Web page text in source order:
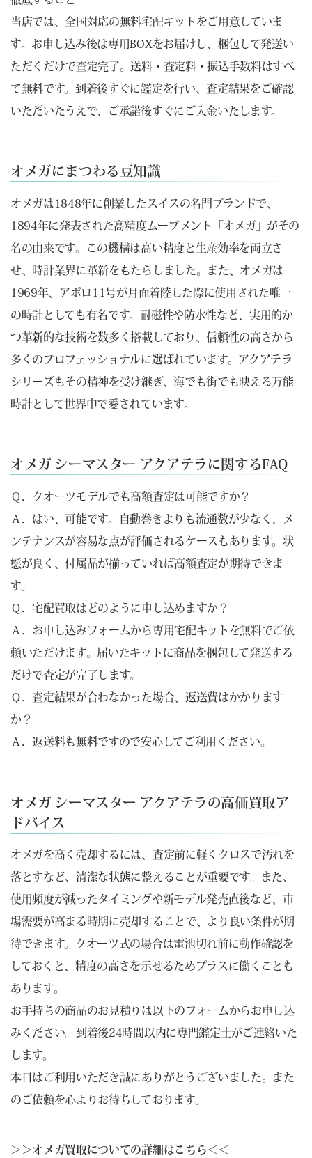
当店では、全国対応の無料宅配キットをご用意していま
す。お申し込み後は専用BOXをお届けし、梱包して発送い
ただくだけで査定完了。送料・査定料・振込手数料はすべ
て無料です。到着後すぐに鑑定を行い、査定結果をご確認
いただいたうえで、ご承諾後すぐにご入金いたします。
オメガにまつわる豆知識
オメガは1848年に創業したスイスの名門ブランドで、
1894年に発表された高精度ムーブメント「オメガ」がその
名の由来です。この機構は高い精度と生産効率を両立さ
せ、時計業界に革新をもたらしました。また、オメガは
1969年、アポロ11号が月面着陸した際に使用された唯一
の時計としても有名です。耐磁性や防水性など、実用的か
つ革新的な技術を数多く搭載しており、信頼性の高さから
多くのプロフェッショナルに選ばれています。アクアテラ
シリーズもその精神を受け継ぎ、海でも街でも映える万能
時計として世界中で愛されています。
オメガ シーマスター アクアテラに関するFAQ
Ｑ．クオーツモデルでも高額査定は可能ですか？
Ａ．はい、可能です。自動巻きよりも流通数が少なく、メ
ンテナンスが容易な点が評価されるケースもあります。状
態が良く、付属品が揃っていれば高額査定が期待できま
す。
Ｑ．宅配買取はどのように申し込めますか？
Ａ．お申し込みフォームから専用宅配キットを無料でご依
頼いただけます。届いたキットに商品を梱包して発送する
だけで査定が完了します。
Ｑ．査定結果が合わなかった場合、返送費はかかります
か？
Ａ．返送料も無料ですので安心してご利用ください。
オメガ シーマスター アクアテラの高価買取ア
ドバイス
オメガを高く売却するには、査定前に軽くクロスで汚れを
落とすなど、清潔な状態に整えることが重要です。また、
使用頻度が減ったタイミングや新モデル発売直後など、市
場需要が高まる時期に売却することで、より良い条件が期
待できます。クオーツ式の場合は電池切れ前に動作確認を
しておくと、精度の高さを示せるためプラスに働くことも
あります。
お手持ちの商品のお見積りは以下のフォームからお申し込
みください。到着後24時間以内に専門鑑定士がご連絡いた
します。
本日はご利用いただき誠にありがとうございました。また
のご依頼を心よりお待ちしております。
＞＞オメガ買取についての詳細はこちら＜＜